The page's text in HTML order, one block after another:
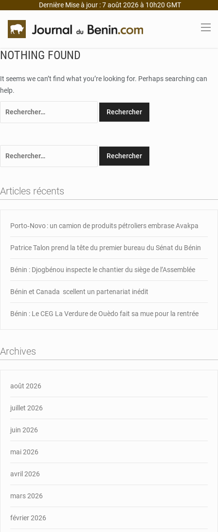
Dernière Mise à jour : 7 août 2026 à 10h20 GMT
NOTHING FOUND
It seems we can’t find what you’re looking for. Perhaps searching can
help.
Articles récents
Porto‑Novo : un camion de produits pétroliers embrase Avakpa
Patrice Talon prend la tête du premier bureau du Sénat du Bénin
Bénin : Djogbénou inspecte le chantier du siège de l’Assemblée
Bénin et Canada scellent un partenariat inédit
Bénin : Le CEG La Verdure de Ouèdo fait sa mue pour la rentrée
Archives
août 2026
juillet 2026
juin 2026
mai 2026
avril 2026
mars 2026
février 2026